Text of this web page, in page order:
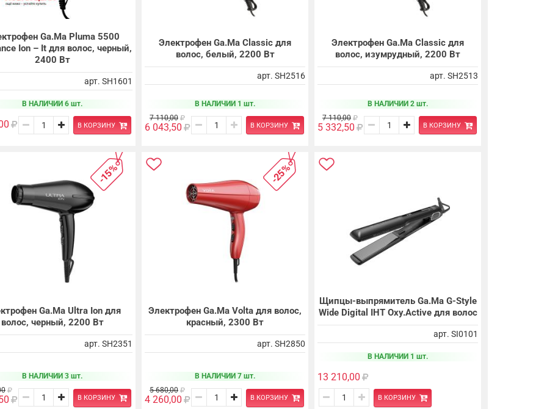
Ga.Ma Pluma 5500
Ion – It для волос, черный,
2400 Вт
арт. SH1601
В НАЛИЧИИ 6 шт.
В КОРЗИНУ
Электрофен Ga.Ma Classic для
волос, белый, 2200 Вт
арт. SH2516
В НАЛИЧИИ 1 шт.
7 110,00
6 043,50 В КОРЗИНУ
Электрофен Ga.Ma Classic для
волос, изумрудный, 2200 Вт
арт. SH2513
В НАЛИЧИИ 2 шт.
7 110,00
5 332,50 В КОРЗИНУ
-15%
Ga.Ma Ultra Ion для
волос, черный, 2200 Вт
арт. SH2351
В НАЛИЧИИ 3 шт.
В КОРЗИНУ
-25%
Электрофен Ga.Ma Volta для волос,
красный, 2300 Вт
арт. SH2850
В НАЛИЧИИ 7 шт.
5 680,00
4 260,00 В КОРЗИНУ
Щипцы-выпрямитель Ga.Ma G-Style
Wide Digital IHT Oxy.Active для волос
арт. SI0101
В НАЛИЧИИ 1 шт.
13 210,00
В КОРЗИНУ